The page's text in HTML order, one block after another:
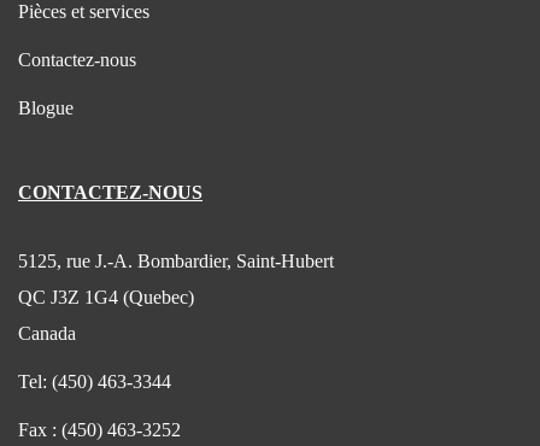
Pièces et services
Contactez-nous
Blogue
CONTACTEZ-NOUS
5125, rue J.-A. Bombardier, Saint-Hubert
QC J3Z 1G4 (Quebec)
Canada
Tel: (450) 463-3344
Fax : (450) 463-3252